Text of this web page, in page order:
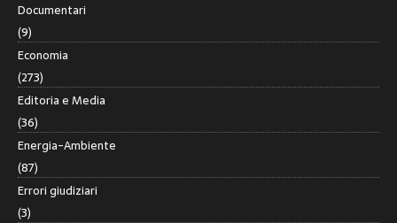
Documentari
(9)
Economia
(273)
Editoria e Media
(36)
Energia-Ambiente
(87)
Errori giudiziari
(3)